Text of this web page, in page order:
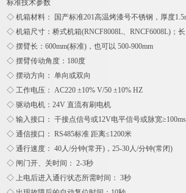
准技术参数
机箱材料： 国产标准201高温烤漆号不锈钢，厚度
机箱尺寸：桥式机箱(RNCF8008L、RNCF6008L)；长
摆臂长：600mm(标准)，也可以 500-900mm
摆臂传动角度：180度
摆动方向： 单向或双向
工作电压： AC220 ±10% V/50 ±10% HZ
驱动电机：24V 直流有刷电机
输入接口： 干接点信号或12V电平信号或脉宽≥100ms
通信接口： RS485标准 距离≤1200米
通行速度： 40人/分钟(常开)，25-30人/分钟(常闭)
闸门开、关时间： 2-3秒
上电后进入通行状态所需时间： 3秒